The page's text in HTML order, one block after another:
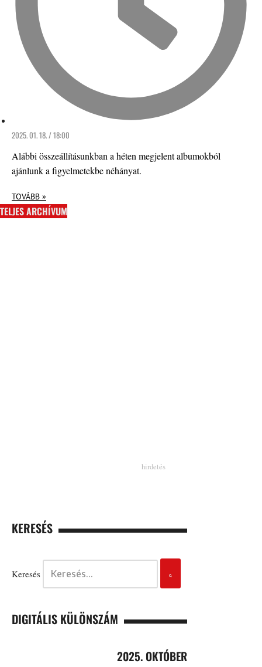
2025. 01. 18. / 18:00
Alábbi összeállításunkban a héten megjelent albumokból
ajánlunk a figyelmetekbe néhányat.
TOVÁBB »
TELJES ARCHÍVUM
KERESÉS
Keresés
DIGITÁLIS KÜLÖNSZÁM
2025. OKTÓBER